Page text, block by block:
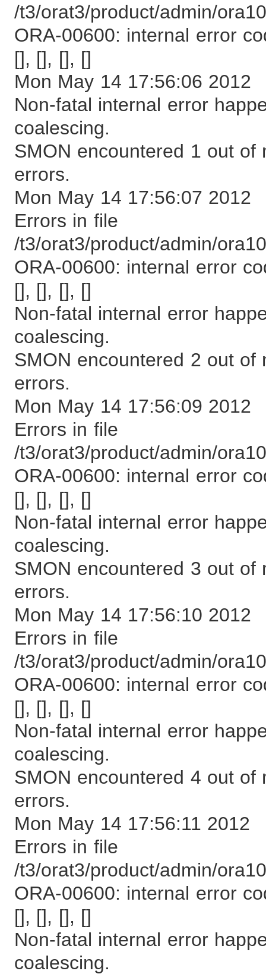
/t3/orat3/product/admin/
ORA-00600: internal error
[], [], [], []
Mon May 14 17:56:06 2012
Non-fatal internal error
coalescing.
SMON encountered 1 out
errors.
Mon May 14 17:56:07 2012
Errors in file
/t3/orat3/product/admin/
ORA-00600: internal error
[], [], [], []
Non-fatal internal error
coalescing.
SMON encountered 2 out
errors.
Mon May 14 17:56:09 2012
Errors in file
/t3/orat3/product/admin/
ORA-00600: internal error
[], [], [], []
Non-fatal internal error
coalescing.
SMON encountered 3 out
errors.
Mon May 14 17:56:10 2012
Errors in file
/t3/orat3/product/admin/
ORA-00600: internal error
[], [], [], []
Non-fatal internal error
coalescing.
SMON encountered 4 out
errors.
Mon May 14 17:56:11 2012
Errors in file
/t3/orat3/product/admin/
ORA-00600: internal error
[], [], [], []
Non-fatal internal error
coalescing.